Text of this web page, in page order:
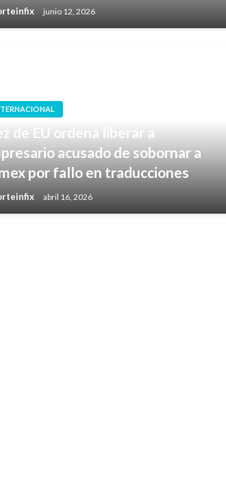
junio 12, 2026
de EU ordena liberar a
acusado de sobornar a
por fallo en traducciones
abril 16, 2026